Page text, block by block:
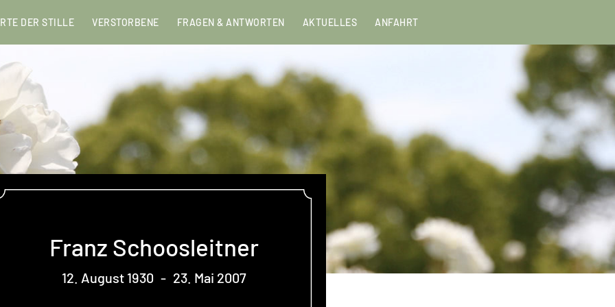
DER STILLE VERSTORBENE FRAGEN & ANTWORTEN AKTUELLES ANFAHRT
Franz Schoosleitner
12. August 1930 - 23. Mai 2007